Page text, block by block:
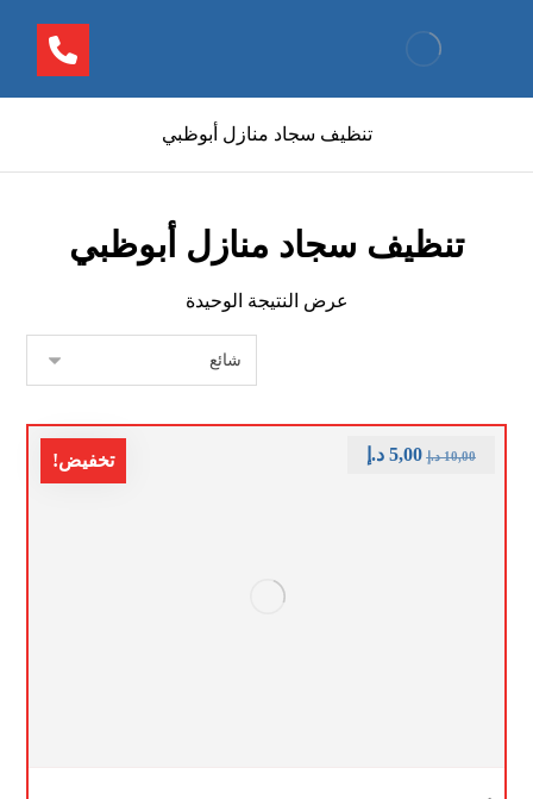
تنظيف سجاد منازل أبوظبي
تنظيف سجاد منازل أبوظبي
عرض النتيجة الوحيدة
تخفيض! 10,00 د.إ 5,00 د.إ